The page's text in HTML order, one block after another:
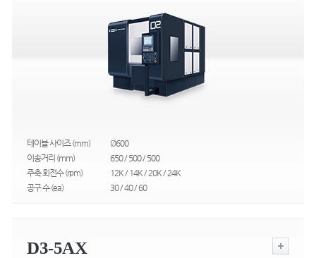
테이블 사이즈 (mm)
Ø600
이송거리 (mm)
650 / 500 / 500
주축 회전수 (rpm)
12K / 14K / 20K / 24K
공구 수 (ea)
30 / 40 / 60
D3-5AX